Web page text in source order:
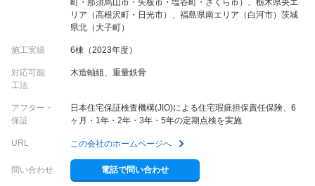
町・那須烏山市・矢板市・塩谷町・さくら市）、栃木県央エ
リア（高根沢町・日光市）、福島県南エリア（白河市）茨城
県北（大子町）
施工実績 6棟（2023年度）
対応可能
工法
木造軸組、重量鉄骨
アフター・
保証
日本住宅保証検査機構(JIO)による住宅瑕疵担保責任保険、6
ヶ月・1年・2年・3年・5年の定期点検を実施
URL この会社のホームページへ
問い合わせ 電話で問い合わせ